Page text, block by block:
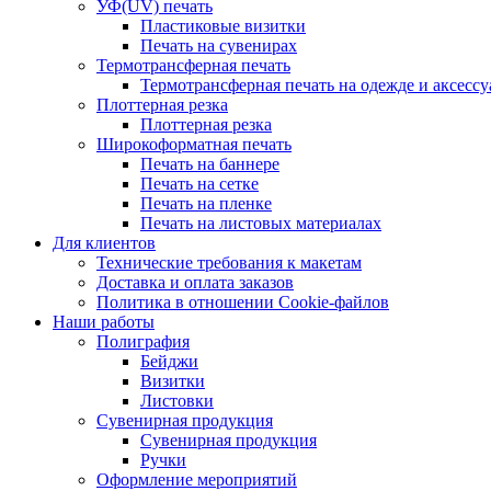
УФ(UV) печать
Пластиковые визитки
Печать на сувенирах
Термотрансферная печать
Термотрансферная печать на одежде и
Плоттерная резка
Плоттерная резка
Широкоформатная печать
Печать на баннере
Печать на сетке
Печать на пленке
Печать на листовых материалах
Для клиентов
Технические требования к макетам
Доставка и оплата заказов
Политика в отношении Cookie-файлов
Наши работы
Полиграфия
Бейджи
Визитки
Листовки
Сувенирная продукция
Сувенирная продукция
Ручки
Оформление мероприятий